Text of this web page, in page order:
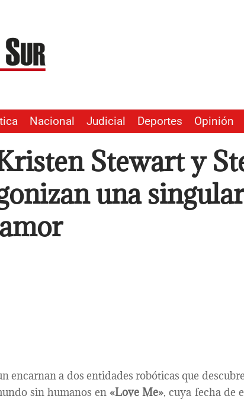
Nacional Judicial Deportes Opinión
Stewart y
una singular
encarnan a dos entidades robóticas que
sin humanos en«Love Me», cuya fecha de